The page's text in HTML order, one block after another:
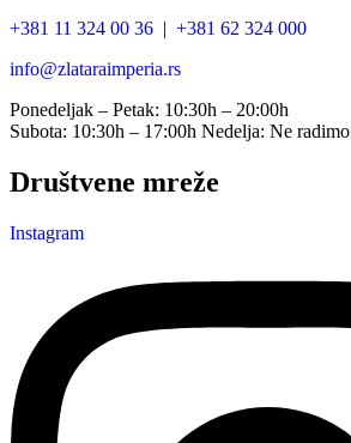
+381 11 324 00 36 | +381 62 324 000
info@zlataraimperia.rs
Ponedeljak – Petak: 10:30h – 20:00h
Subota: 10:30h – 17:00h Nedelja: Ne radimo
Društvene mreže
Instagram